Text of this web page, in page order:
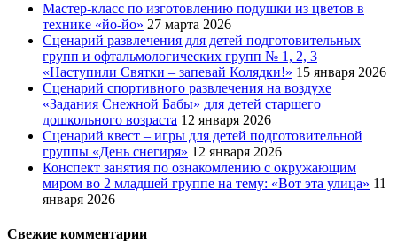
Мастер-класс по изготовлению подушки из цветов в
технике «йо-йо» 27 марта 2026
Сценарий развлечения для детей подготовительных
групп и офтальмологических групп № 1, 2, 3
«Наступили Святки – запевай Колядки!» 15 января 2026
Сценарий спортивного развлечения на воздухе
«Задания Снежной Бабы» для детей старшего
дошкольного возраста 12 января 2026
Сценарий квест – игры для детей подготовительной
группы «День снегиря» 12 января 2026
Конспект занятия по ознакомлению с окружающим
миром во 2 младшей группе на тему: «Вот эта улица» 11
января 2026
Свежие комментарии